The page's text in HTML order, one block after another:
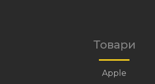
Товари
Apple